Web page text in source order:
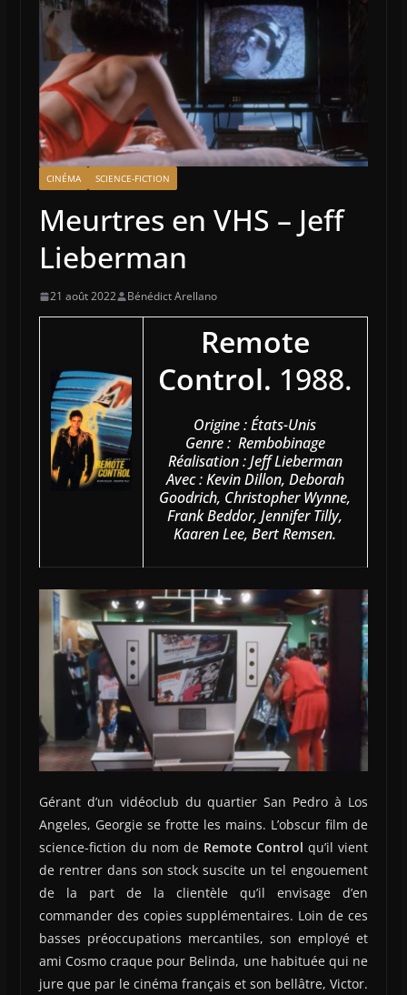
CINÉMA SCIENCE-FICTION
Meurtres en VHS – Jeff
Lieberman
21 août 2022 Bénédict Arellano
Remote
Control. 1988.
Origine : États-Unis
Genre : Rembobinage
Réalisation : Jeff Lieberman
Avec : Kevin Dillon, Deborah
Goodrich, Christopher Wynne,
Frank Beddor, Jennifer Tilly,
Kaaren Lee, Bert Remsen.
Gérant d’un vidéoclub du quartier San Pedro à Los
Angeles, Georgie se frotte les mains. L’obscur film de
science-fiction du nom de Remote Control qu’il vient
de rentrer dans son stock suscite un tel engouement
de la part de la clientèle qu’il envisage d’en
commander des copies supplémentaires. Loin de ces
basses préoccupations mercantiles, son employé et
ami Cosmo craque pour Belinda, une habituée qui ne
jure que par le cinéma français et son bellâtre, Victor.